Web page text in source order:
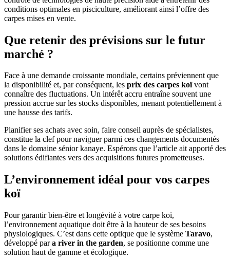
conditions optimales en pisciculture, améliorant ainsi l’offre des
carpes mises en vente.
Que retenir des prévisions sur le futur
marché ?
Face à une demande croissante mondiale, certains préviennent que
la disponibilité et, par conséquent, les prix des carpes koïvont
connaître des fluctuations. Un intérêt accru entraîne souvent une
pression accrue sur les stocks disponibles, menant potentiellement à
une hausse des tarifs.
Planifier ses achats avec soin, faire conseil auprès de spécialistes,
constitue la clef pour naviguer parmi ces changements documentés
dans le domaine sénior kanaye. Espérons que l’article ait apporté des
solutions édifiantes vers des acquisitions futures prometteuses.
L’environnement idéal pour vos carpes
koï
Pour garantir bien-être et longévité à votre carpe koï,
l’environnement aquatique doit être à la hauteur de ses besoins
physiologiques. C’est dans cette optique que le système Taravo,
développé para river in the garden, se positionne comme une
solution haut de gamme et écologique.